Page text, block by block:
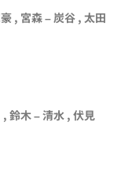
, 宮森–炭谷 , 太田
, 鈴木–清水 , 伏見